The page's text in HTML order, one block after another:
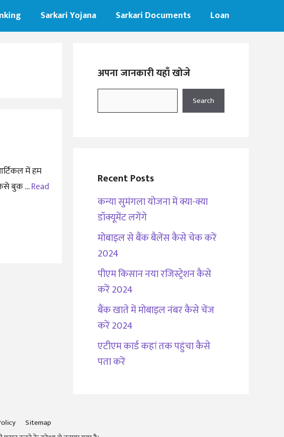
Sarkari Yojana Sarkari Documents Loan
में हम
बुक …Read
अपना जानकारी यहाँ खोजे
Search
Recent Posts
कन्या सुमंगला योजना में क्या-क्या
डॉक्यूमेंट लगेंगे
मोबाइल से बैंक बैलेंस कैसे चेक करें
2024
पीएम किसान नया रजिस्ट्रेशन कैसे
करें 2024
बैंक खाते में मोबाइल नंबर कैसे चेंज
करें 2024
एटीएम कार्ड कहां तक पहुंचा कैसे
पता करें
Sitemap